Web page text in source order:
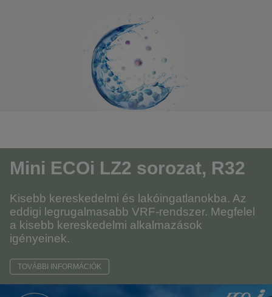
Mini ECOi LZ2 sorozat, R32
Kisebb kereskedelmi és lakóingatlanokba. Az
eddigi legrugalmasabb VRF-rendszer. Megfelel
a kisebb kereskedelmi alkalmazások
igényeinek.
TOVÁBBI INFORMÁCIÓK